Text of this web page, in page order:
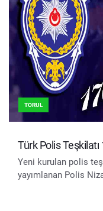
TORUL
Türk Polis Teşkilatı
Yeni kurulan polis
yayımlanan Polis